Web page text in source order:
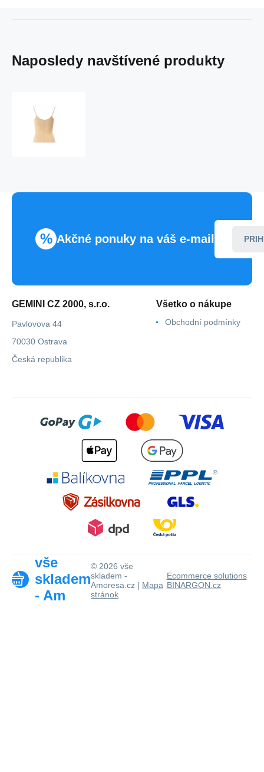
Naposledy navštívené produkty
% Akčné ponuky na váš e-mail
GEMINI CZ 2000, s.r.o.
Pavlovova 44
70030 Ostrava
Česká republika
Všetko o nákupe
Obchodní podmínky
vše
skladem
- Am
© 2026 vše
skladem -
Amoresa.cz | Mapa
stránok
Ecommerce solutions
BINARGON.cz